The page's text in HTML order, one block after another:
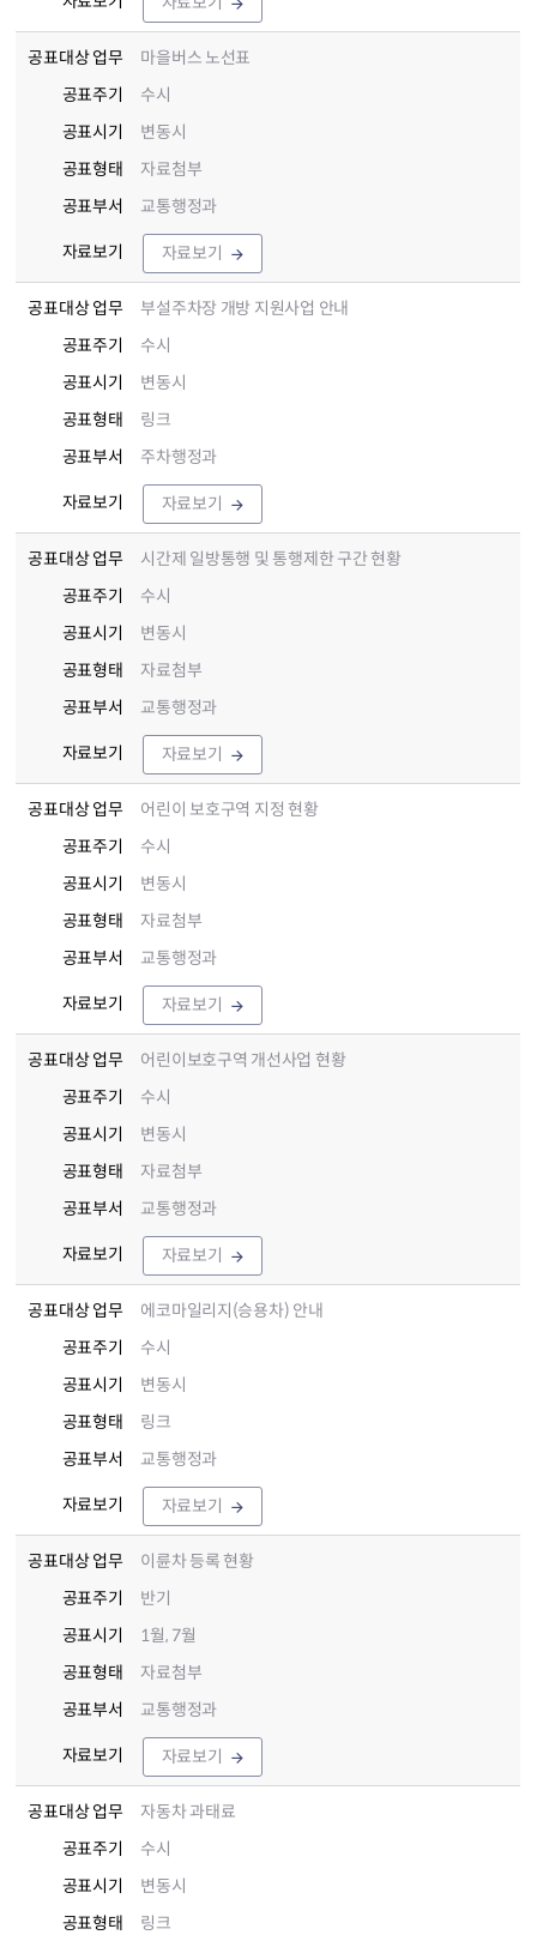
공표대상 업무
마을버스 노선표
공표주기
수시
공표시기
변동시
공표형태
자료첨부
공표부서
교통행정과
자료보기 자료보기
공표대상 업무
부설주차장 개방 지원사업 안내
공표주기
수시
공표시기
변동시
공표형태
링크
공표부서
주차행정과
자료보기 자료보기
공표대상 업무
시간제 일방통행 및 통행제한 구간 현황
공표주기
수시
공표시기
변동시
공표형태
자료첨부
공표부서
교통행정과
자료보기 자료보기
공표대상 업무
어린이 보호구역 지정 현황
공표주기
수시
공표시기
변동시
공표형태
자료첨부
공표부서
교통행정과
자료보기 자료보기
공표대상 업무
어린이보호구역 개선사업 현황
공표주기
수시
공표시기
변동시
공표형태
자료첨부
공표부서
교통행정과
자료보기 자료보기
공표대상 업무
에코마일리지(승용차) 안내
공표주기
수시
공표시기
변동시
공표형태
링크
공표부서
교통행정과
자료보기 자료보기
공표대상 업무
이륜차 등록 현황
공표주기
반기
공표시기
1월, 7월
공표형태
자료첨부
공표부서
교통행정과
자료보기 자료보기
공표대상 업무
자동차 과태료
공표주기
수시
공표시기
변동시
공표형태
링크